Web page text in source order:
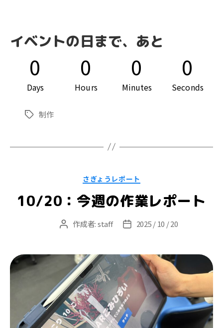
イベントの日まで、あと
0
Days
0
Hours
0
Minutes
0
Seconds
タ
制作
カ
テ
リ
ー
さぎょうレポート
10/20：今週の作業レポート
投 作成者:staff
投 2025 / 10 / 20